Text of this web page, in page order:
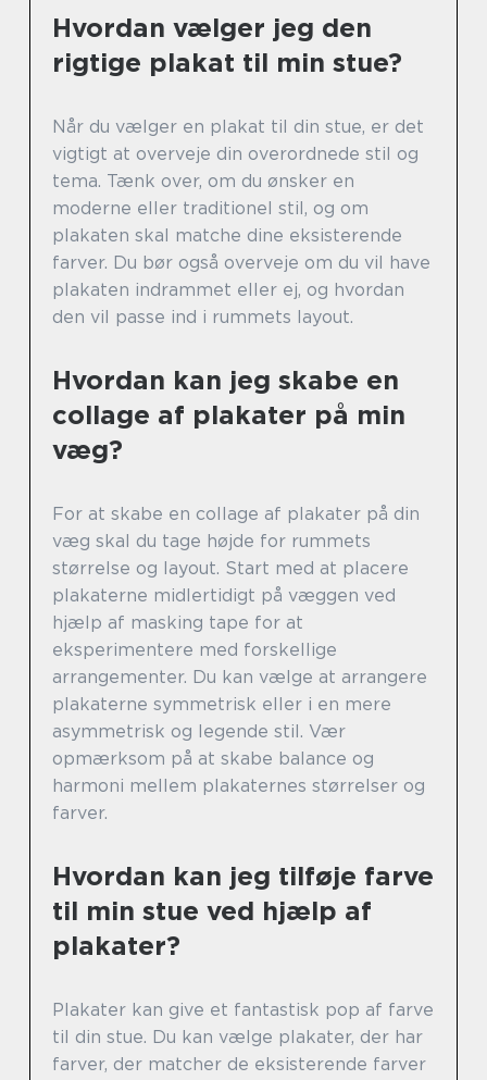
Hvordan vælger jeg den
rigtige plakat til min stue?
Når du vælger en plakat til din stue, er det
vigtigt at overveje din overordnede stil og
tema. Tænk over, om du ønsker en
moderne eller traditionel stil, og om
plakaten skal matche dine eksisterende
farver. Du bør også overveje om du vil have
plakaten indrammet eller ej, og hvordan
den vil passe ind i rummets layout.
Hvordan kan jeg skabe en
collage af plakater på min
væg?
For at skabe en collage af plakater på din
væg skal du tage højde for rummets
størrelse og layout. Start med at placere
plakaterne midlertidigt på væggen ved
hjælp af masking tape for at
eksperimentere med forskellige
arrangementer. Du kan vælge at arrangere
plakaterne symmetrisk eller i en mere
asymmetrisk og legende stil. Vær
opmærksom på at skabe balance og
harmoni mellem plakaternes størrelser og
farver.
Hvordan kan jeg tilføje farve
til min stue ved hjælp af
plakater?
Plakater kan give et fantastisk pop af farve
til din stue. Du kan vælge plakater, der har
farver, der matcher de eksisterende farver